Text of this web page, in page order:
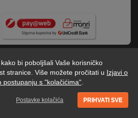
bi poboljšali Vaše korisničko
stranice. Više možete pročitati u Izjavi o
postupanju s "kolačićima"
Postavke kolačića PRIHVATI SVE
tehnike © 2026 by Digitalis d.o.o